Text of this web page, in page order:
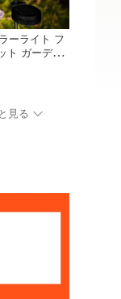
ーライト フ
ト ガーデン
ャンパンゴ
み型 ソーラ
見る